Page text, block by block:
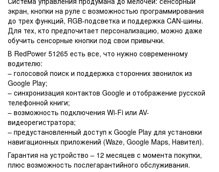
экран, кнопки на руле с возможностью программирования
до трех функций, RGB-подсветка и поддержка CAN-шины.
Для тех, кто предпочитает персонализацию, можно даже
обучить сенсорные кнопки под свои привычки.
В RedPower 51265 есть все, что нужно современному
водителю:
– голосовой поиск и поддержка сторонних звонилок из
Google Play;
– синхронизация контактов Google и отображение русской
телефонной книги;
– возможность подключения Wi-Fi или AV-
видеорегистратора;
– предустановленный доступ к Google Play для установки
навигационных приложений (Waze, Google Maps, Навител).
Гарантия на устройство – 12 месяцев с момента покупки,
плюс возможность послегарантийного обслуживания.